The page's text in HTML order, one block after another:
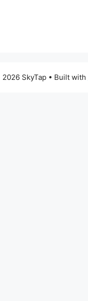
SkyTap • Built with